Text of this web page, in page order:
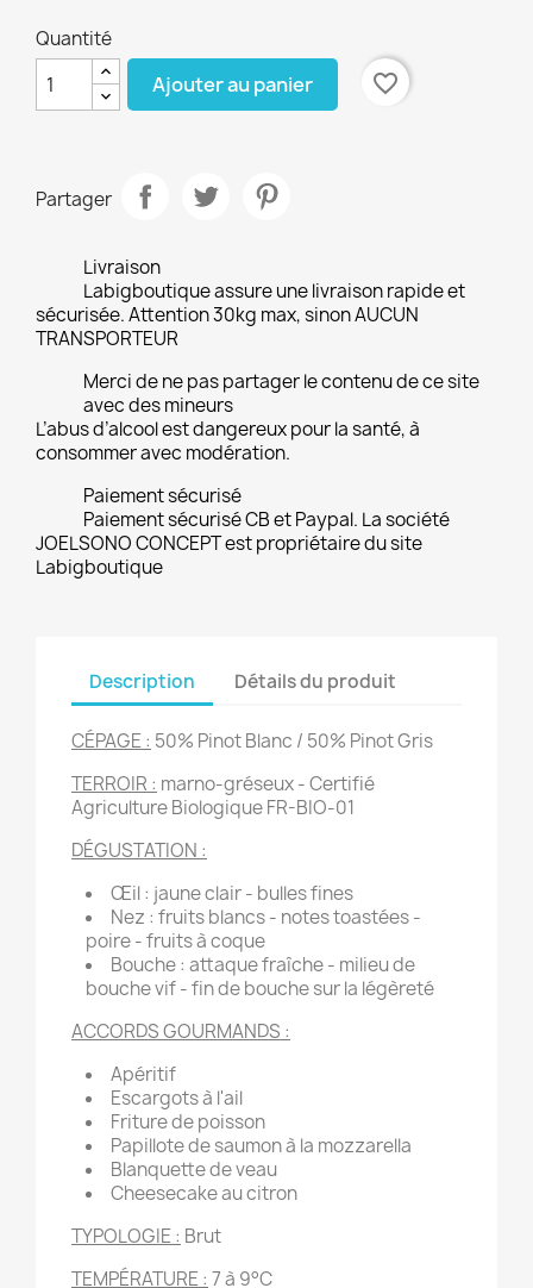
Quantité
Ajouter au panier favorite_border
Partager
Livraison
Labigboutique assure une livraison rapide et
sécurisée. Attention 30kg max, sinon AUCUN
TRANSPORTEUR
Merci de ne pas partager le contenu de ce site
avec des mineurs
L’abus d’alcool est dangereux pour la santé, à
consommer avec modération.
Paiement sécurisé
Paiement sécurisé CB et Paypal. La société
JOELSONO CONCEPT est propriétaire du site
Labigboutique
Description Détails du produit
CÉPAGE : 50% Pinot Blanc / 50% Pinot Gris
TERROIR : marno-gréseux - Certifié
Agriculture Biologique FR-BIO-01
DÉGUSTATION :
Œil : jaune clair - bulles fines
Nez : fruits blancs - notes toastées -
poire - fruits à coque
Bouche : attaque fraîche - milieu de
bouche vif - fin de bouche sur la légèreté
ACCORDS GOURMANDS :
Apéritif
Escargots à l'ail
Friture de poisson
Papillote de saumon à la mozzarella
Blanquette de veau
Cheesecake au citron
TYPOLOGIE : Brut
TEMPÉRATURE : 7 à 9°C